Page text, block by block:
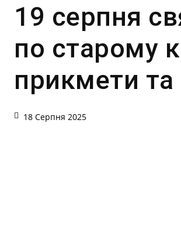
19 серпня
по старому
прикмети
18 Серпня 2025